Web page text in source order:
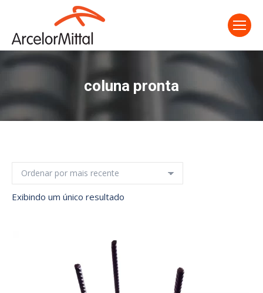
coluna pronta
Exibindo um único resultado